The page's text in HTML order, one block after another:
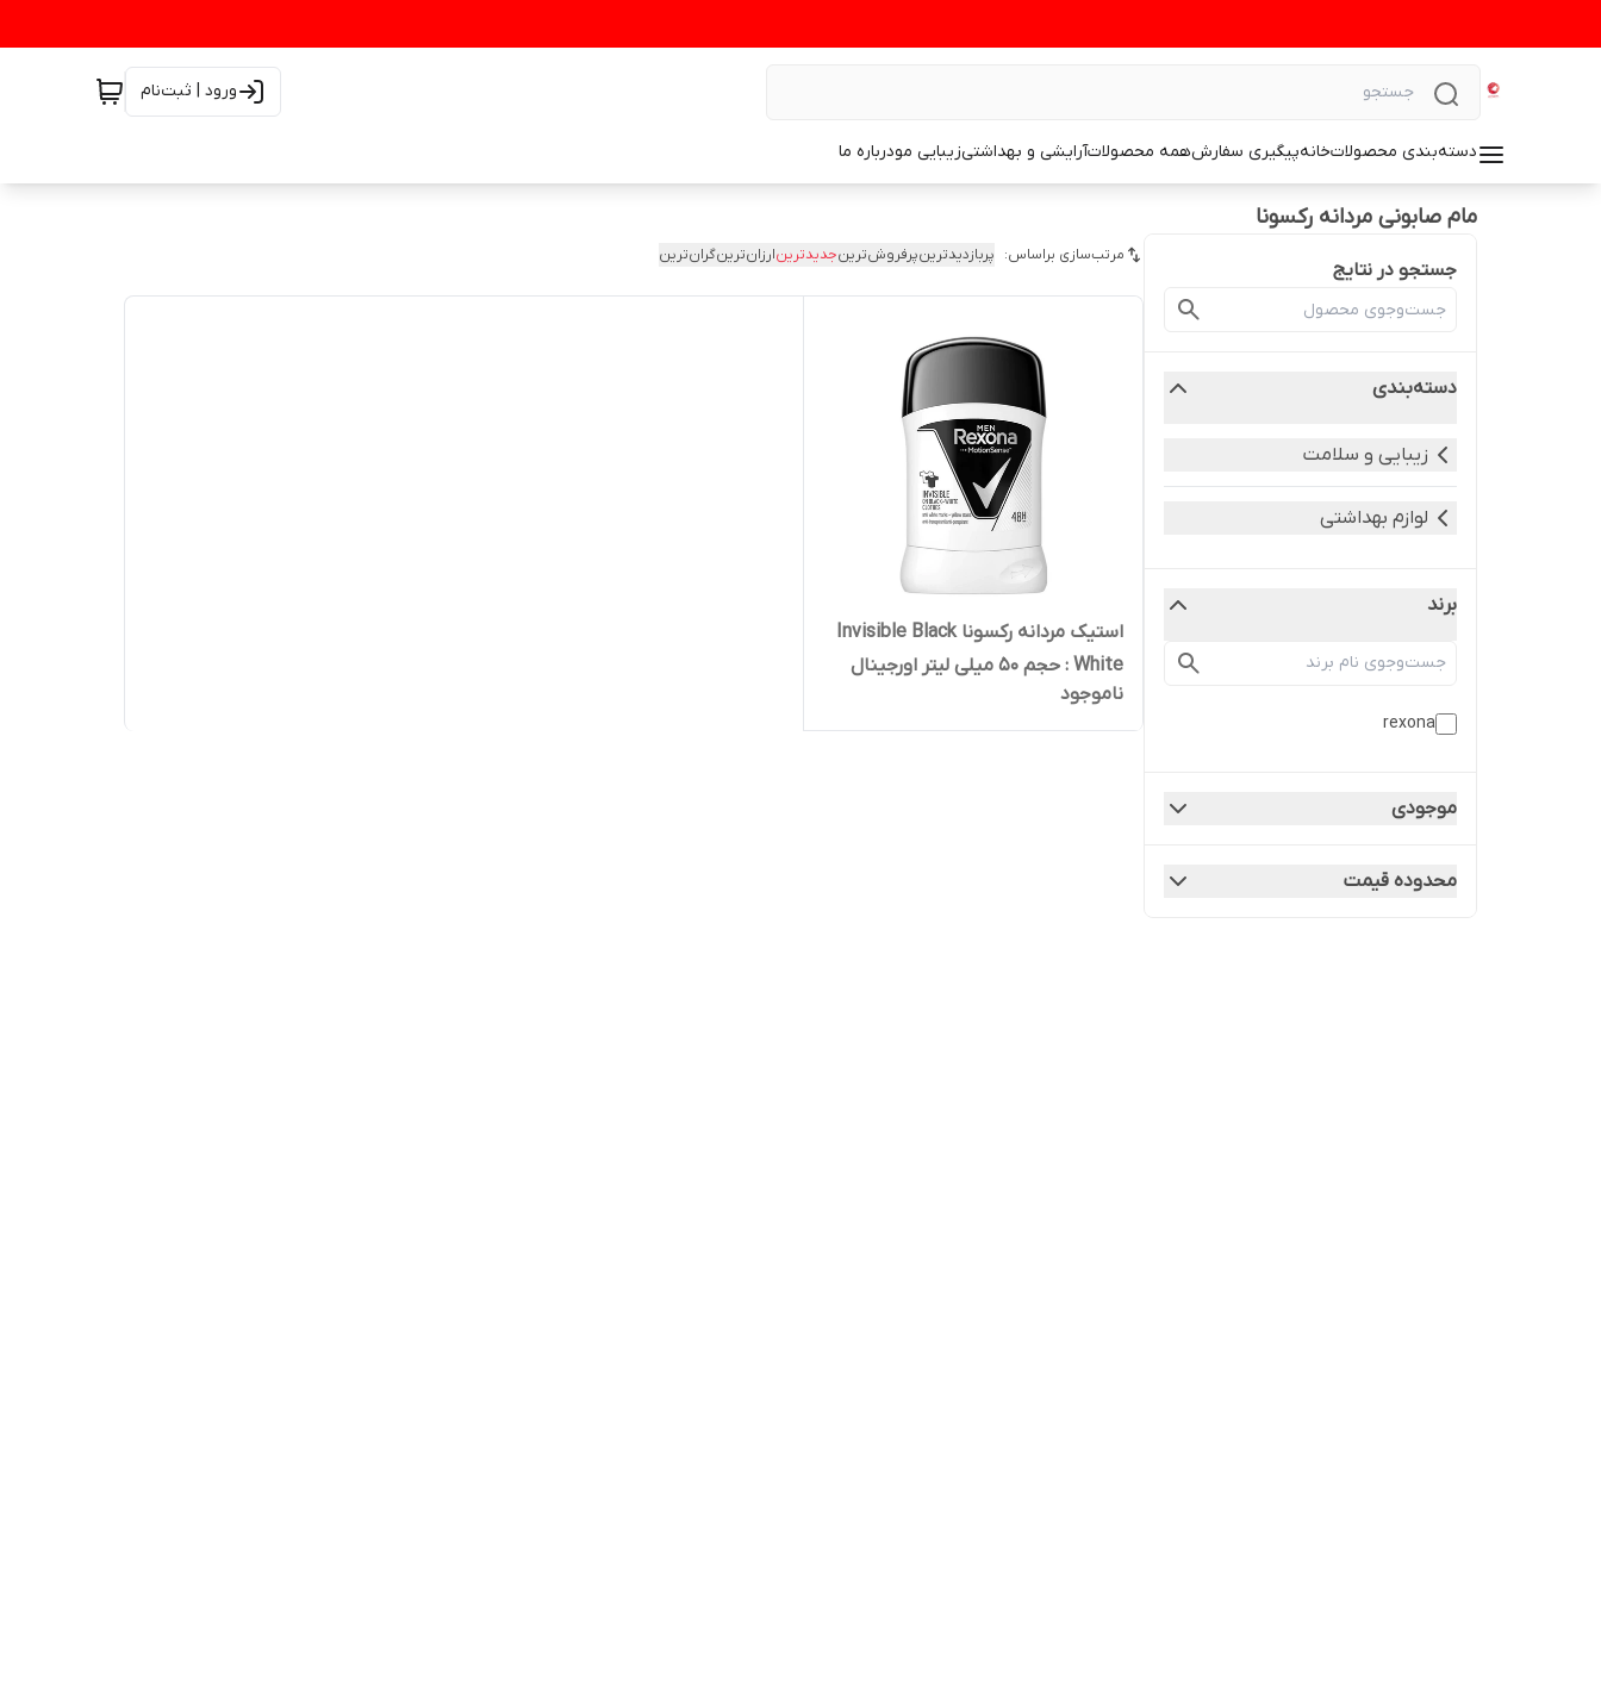
ورود | ثبت‌نام
دسته‌بندی محصولاتخانهپیگیری سفارشهمه محصولاتآرایشی و بهداشتیزیبایی مودرباره ما
مام صابونی مردانه رکسونا
جستجو در نتایج
دسته‌بندی
زیبایی و سلامت
لوازم بهداشتی
برند
rexona
موجودی
محدوده قیمت
مرتب‌سازی براساس: پربازدیدترینپرفروش‌ترینجدیدترینارزان‌ترینگران‌ترین
استیک مردانه رکسونا Invisible Black
White : حجم 50 میلی لیتر اورجینال
روسیه
ناموجود